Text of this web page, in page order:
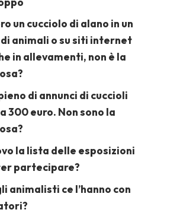
un cucciolo di alano in un
animali o su siti internet
in allevamenti, non è la
di annunci di cuccioli
300 euro. Non sono la
la lista delle esposizioni
partecipare?
animalisti ce l’hanno con